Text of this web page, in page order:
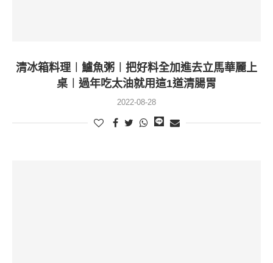
清冰箱料理︱鱸魚粥︱把好料全加進去立馬華麗上
桌︱過年吃太油就用這1道清腸胃
2022-08-28